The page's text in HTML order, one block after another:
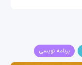
برنامه نویسی